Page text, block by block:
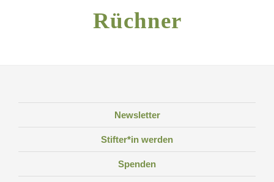
Rüchner
Newsletter
Stifter*in werden
Spenden